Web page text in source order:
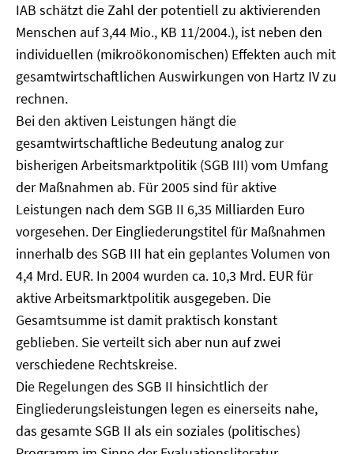
IAB schätzt die Zahl der potentiell zu aktivierenden
Menschen auf 3,44 Mio., KB 11/2004.), ist neben den
individuellen (mikroökonomischen) Effekten auch mit
gesamtwirtschaftlichen Auswirkungen von Hartz IV zu
rechnen.
Bei den aktiven Leistungen hängt die
gesamtwirtschaftliche Bedeutung analog zur
bisherigen Arbeitsmarktpolitik (SGB III) vom Umfang
der Maßnahmen ab. Für 2005 sind für aktive
Leistungen nach dem SGB II 6,35 Milliarden Euro
vorgesehen. Der Eingliederungstitel für Maßnahmen
innerhalb des SGB III hat ein geplantes Volumen von
4,4 Mrd. EUR. In 2004 wurden ca. 10,3 Mrd. EUR für
aktive Arbeitsmarktpolitik ausgegeben. Die
Gesamtsumme ist damit praktisch konstant
geblieben. Sie verteilt sich aber nun auf zwei
verschiedene Rechtskreise.
Die Regelungen des SGB II hinsichtlich der
Eingliederungsleistungen legen es einerseits nahe,
das gesamte SGB II als ein soziales (politisches)